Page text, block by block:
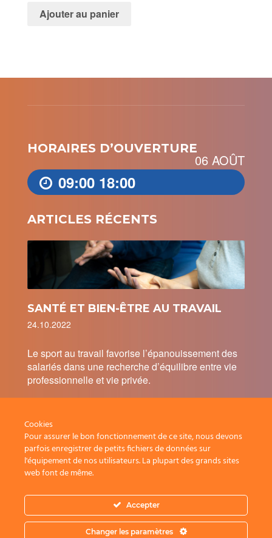
Ajouter au panier
HORAIRES D’OUVERTURE
06 AOÛT
09:00 18:00
ARTICLES RÉCENTS
SANTÉ ET BIEN-ÊTRE AU TRAVAIL
24.10.2022
Le sport au travail favorise l’épanouissement des
salariés dans une recherche d’équilibre entre vie
professionnelle et vie privée.
© Copyright Coaching Services 2019. Tous droits
réservés. CréationAgence MyCom
générales de ventes
Cookies
Pour assurer le bon fonctionnement de ce site, nous devons
parfois enregistrer de petits fichiers de données sur
l'équipement de nos utilisateurs. La plupart des grands sites
web font de même.
Accepter
Changer les paramètres